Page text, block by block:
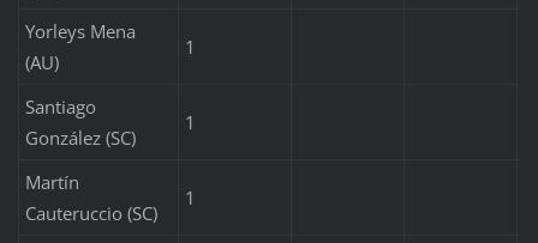
Yorleys Mena
(AU)
1
Santiago
González (SC)
1
Martín
Cauteruccio (SC)
1